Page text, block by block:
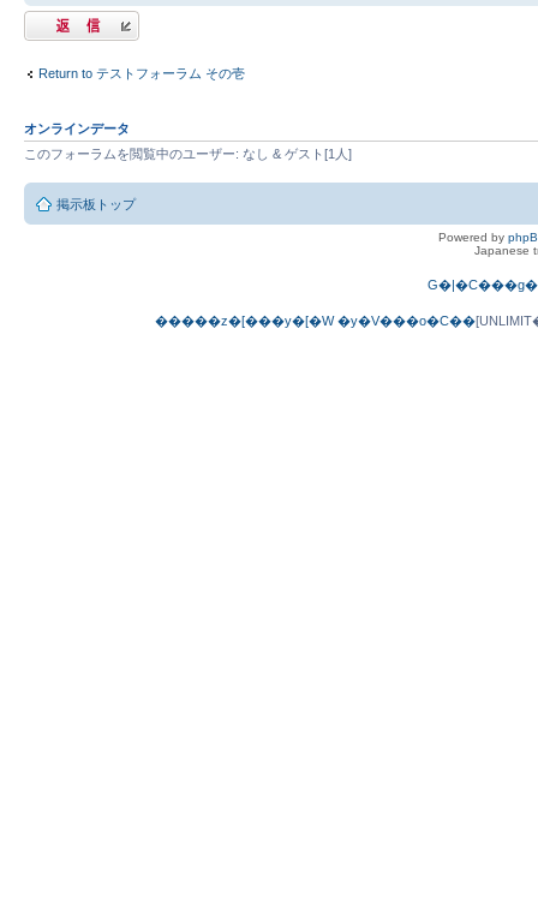
返信する
Return to テストフォーラム その壱
オンラインデータ
このフォーラムを閲覧中のユーザー: なし & ゲスト[1人]
掲示板トップ
Powered by
Japanese
�����z�[���y�[�W �y�V���o�C��